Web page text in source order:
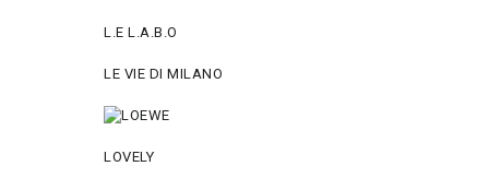
L.Е L.А.B.О
LE VIE DI MILANO
LOVELY